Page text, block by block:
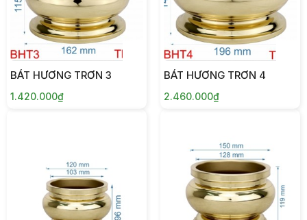
BÁT HƯƠNG TRƠN 3
1.420.000₫
BÁT HƯƠNG TRƠN 4
2.460.000₫